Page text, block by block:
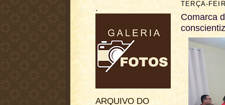
.
ARQUIVO DO
TERÇA-
Comarca